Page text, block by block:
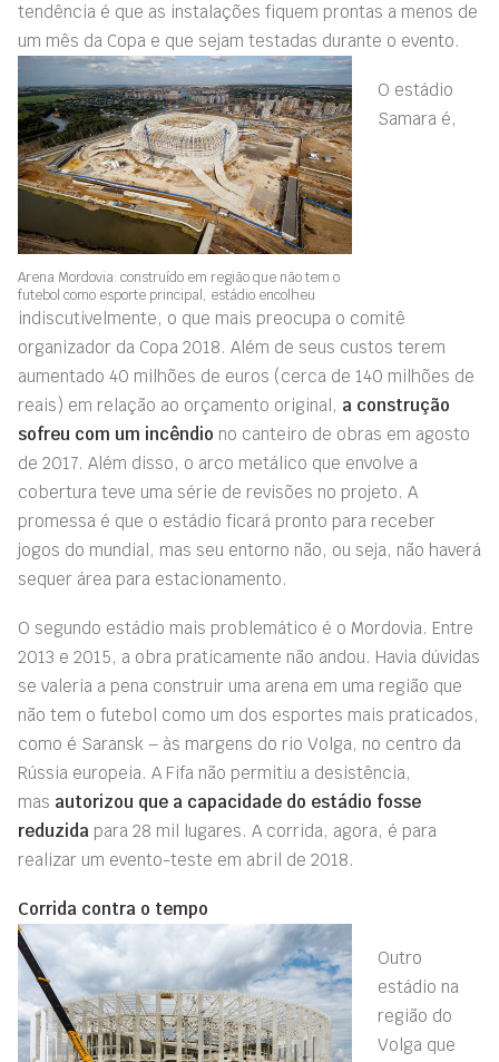
tendência é que as instalações fiquem prontas a menos de
um mês da Copa e que sejam testadas durante o evento.
Arena Mordovia: construído em região que não tem o
futebol como esporte principal, estádio encolheu
O estádio
Samara é,
indiscutivelmente, o que mais preocupa o comitê
organizador da Copa 2018. Além de seus custos terem
aumentado 40 milhões de euros (cerca de 140 milhões de
reais) em relação ao orçamento original, a construção
sofreu com um incêndio no canteiro de obras em agosto
de 2017. Além disso, o arco metálico que envolve a
cobertura teve uma série de revisões no projeto. A
promessa é que o estádio ficará pronto para receber
jogos do mundial, mas seu entorno não, ou seja, não haverá
sequer área para estacionamento.
O segundo estádio mais problemático é o Mordovia. Entre
2013 e 2015, a obra praticamente não andou. Havia dúvidas
se valeria a pena construir uma arena em uma região que
não tem o futebol como um dos esportes mais praticados,
como é Saransk – às margens do rio Volga, no centro da
Rússia europeia. A Fifa não permitiu a desistência,
mas autorizou que a capacidade do estádio fosse
reduzida para 28 mil lugares. A corrida, agora, é para
realizar um evento-teste em abril de 2018.
Corrida contra o tempo
Outro
estádio na
região do
Volga que